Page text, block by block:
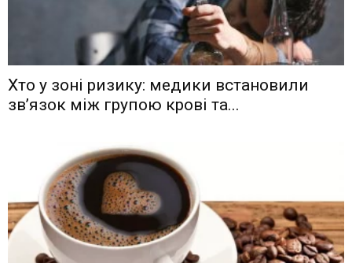
Хто у зоні ризику: медики встановили
зв’язок між групою крові та...